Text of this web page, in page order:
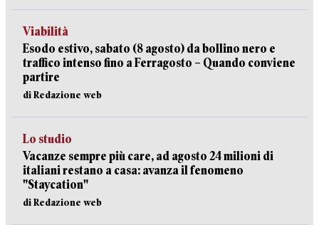
Viabilità
Esodo estivo, sabato (8 agosto) da bollino nero e
traffico intenso fino a Ferragosto – Quando conviene
partire
di Redazione web
Lo studio
Vacanze sempre più care, ad agosto 24 milioni di
italiani restano a casa: avanza il fenomeno
"Staycation"
di Redazione web